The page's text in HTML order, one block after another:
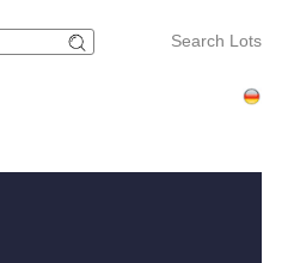
Search Lots